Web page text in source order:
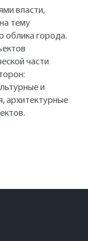
власти,
тему
облика города.
части
и
архитектурные